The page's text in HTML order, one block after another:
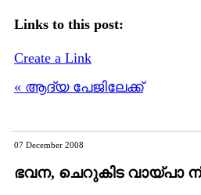
Links to this post:
Create a Link
« ആദ്യ പേജിലേക്ക്
07 December 2008
ഭവന, ചെറുകിട വായ്പാ